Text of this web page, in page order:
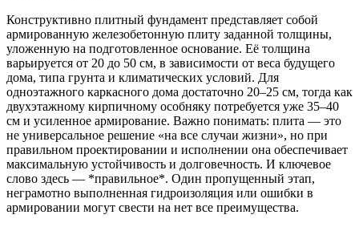
Конструктивно плитный фундамент представляет собой
армированную железобетонную плиту заданной толщины,
уложенную на подготовленное основание. Её толщина
варьируется от 20 до 50 см, в зависимости от веса будущего
дома, типа грунта и климатических условий. Для
одноэтажного каркасного дома достаточно 20–25 см, тогда как
двухэтажному кирпичному особняку потребуется уже 35–40
см и усиленное армирование. Важно понимать: плита — это
не универсальное решение «на все случаи жизни», но при
правильном проектировании и исполнении она обеспечивает
максимальную устойчивость и долговечность. И ключевое
слово здесь — *правильное*. Один пропущенный этап,
неграмотно выполненная гидроизоляция или ошибки в
армировании могут свести на нет все преимущества.